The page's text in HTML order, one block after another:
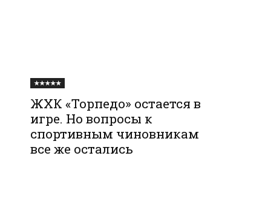
★★★★★
ЖХК «Торпедо» остается в
игре. Но вопросы к
спортивным чиновникам
все же остались